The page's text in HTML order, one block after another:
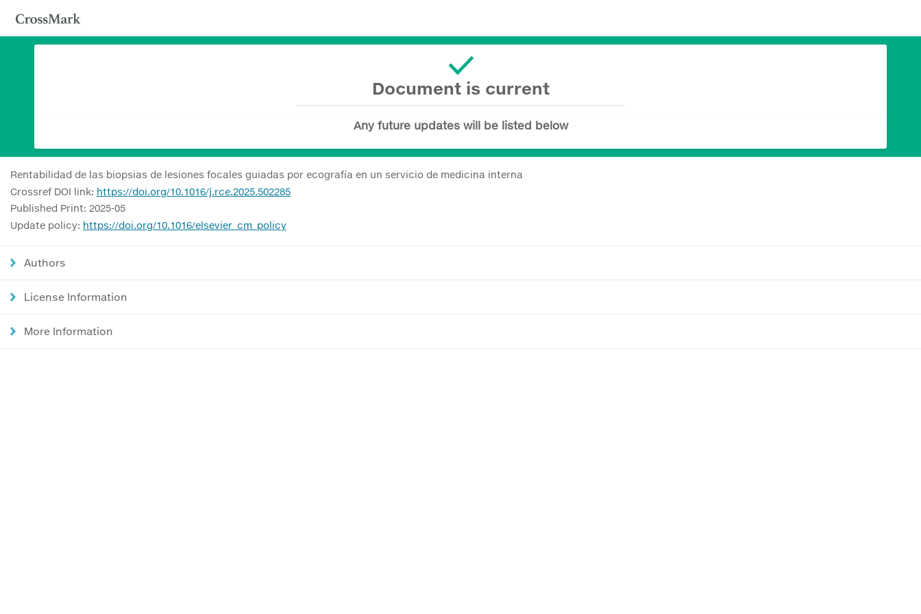
Document is current
Any future updates will be listed below
Rentabilidad de las biopsias de lesiones focales guiadas por ecografía en un servicio de medicina interna
Crossref DOI link: https://doi.org/10.1016/j.rce.2025.502285
Published Print: 2025-05
Update policy: https://doi.org/10.1016/elsevier_cm_policy
Authors
License Information
More Information